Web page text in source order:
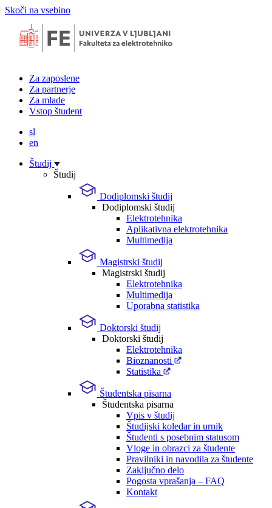
Skoči na vsebino
Za zaposlene
Za partnerje
Za mlade
Vstop študent
sl
en
Študij
Študij
Dodiplomski študij
Dodiplomski študij
Elektrotehnika
Aplikativna elektrotehnika
Multimedija
Magistrski študij
Magistrski študij
Elektrotehnika
Multimedija
Uporabna statistika
Doktorski študij
Doktorski študij
Elektrotehnika
Bioznanosti
Statistika
Študentska pisarna
Študentska pisarna
Vpis v študij
Študijski koledar in urnik
Študenti s posebnim statusom
Vloge in obrazci za študente
Pravilniki in navodila za študente
Zaključno delo
Pogosta vprašanja – FAQ
Kontakt